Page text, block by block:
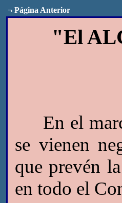
¬ Página Anterior
"El
En el
se vienen
que prevén
en todo el